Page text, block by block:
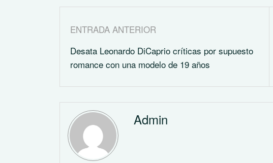
ENTRADA ANTERIOR
Desata Leonardo DiCaprio críticas por supuesto
romance con una modelo de 19 años
Admin